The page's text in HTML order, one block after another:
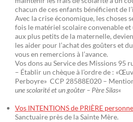
chacun de ces enfants bénéficient de
Avec la crise économique, les choses
fois le matériel scolaire convenable
aux plus petits de la maternelle,
les aider pour l’achat des goûters et
vous en remercions à l’avance.
Vos dons au Service des Missions 95
– Établir un chèque à l’ordre de :
Perboyre» CCP 28588E020 –
une scolarité et un goûter – Père Silas«
Vos INTENTIONS de PRIÈRE
Sanctuaire près de la Sainte Mère.